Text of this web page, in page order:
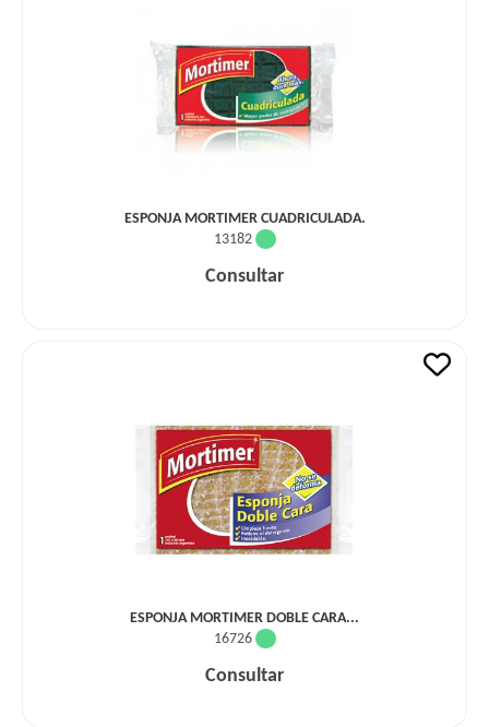
ESPONJA MORTIMER CUADRICULADA.
13182
Consultar
ESPONJA MORTIMER DOBLE CARA...
16726
Consultar